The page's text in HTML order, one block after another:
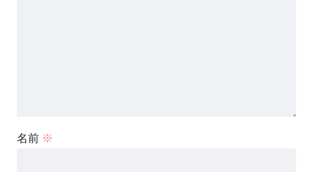
名前 ※